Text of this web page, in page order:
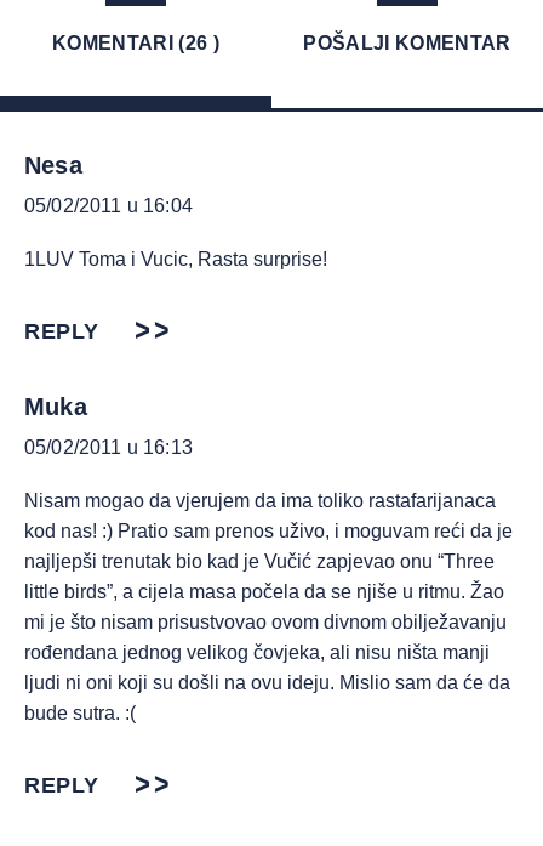
KOMENTARI (26 ) POŠALJI KOMENTAR
Nesa
05/02/2011 u 16:04
1LUV Toma i Vucic, Rasta surprise!
REPLY
Muka
05/02/2011 u 16:13
Nisam mogao da vjerujem da ima toliko rastafarijanaca
kod nas! :) Pratio sam prenos uživo, i moguvam reći da je
najljepši trenutak bio kad je Vučić zapjevao onu “Three
little birds”, a cijela masa počela da se njiše u ritmu. Žao
mi je što nisam prisustvovao ovom divnom obilježavanju
rođendana jednog velikog čovjeka, ali nisu ništa manji
ljudi ni oni koji su došli na ovu ideju. Mislio sam da će da
bude sutra. :(
REPLY